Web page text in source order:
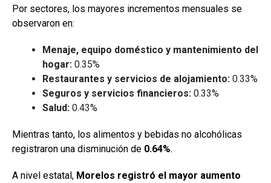
Por sectores, los mayores incrementos mensuales se
observaron en:
Menaje, equipo doméstico y mantenimiento del
hogar: 0.35%
Restaurantes y servicios de alojamiento: 0.33%
Seguros y servicios financieros: 0.33%
Salud: 0.43%
Mientras tanto, los alimentos y bebidas no alcohólicas
registraron una disminución de 0.64%.
A nivel estatal, Morelos registró el mayor aumento